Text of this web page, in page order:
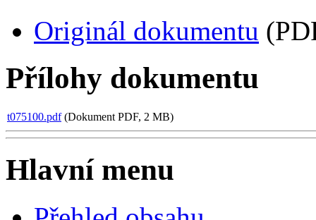
Originál dokumentu
Přílohy dokumentu
t075100.pdf(Dokument PDF, 2 MB)
Hlavní menu